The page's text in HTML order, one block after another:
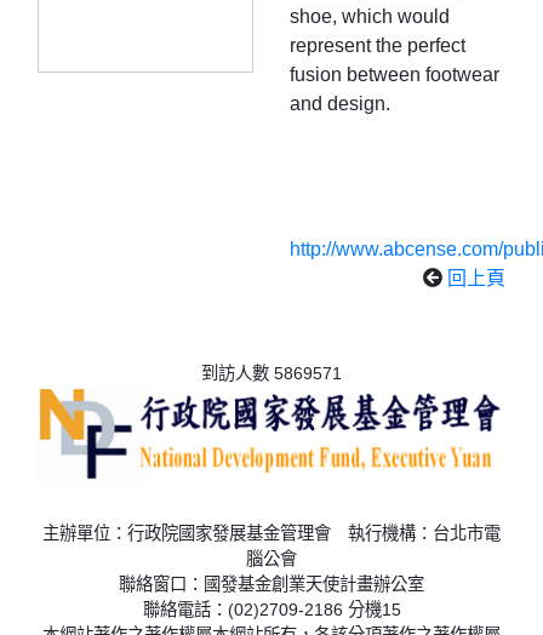
shoe, which would
represent the perfect
fusion between footwear
and design.
http://www.abcense.com/
回上頁
到訪人數 5869571
主辦單位：行政院國家發展基金管理會 執行機構：台北市電
腦公會
聯絡窗口：國發基金創業天使計畫辦公室
聯絡電話：(02)2709-2186 分機15